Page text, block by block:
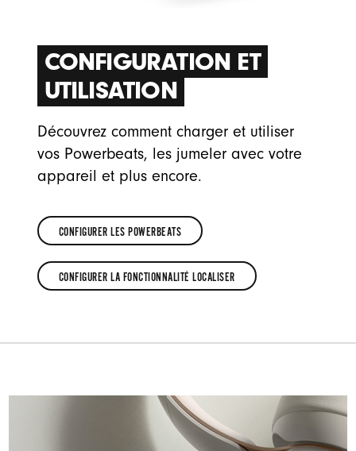
CONFIGURATION ET
UTILISATION
Découvrez comment charger et utiliser
vos Powerbeats, les jumeler avec votre
appareil et plus encore.
CONFIGURER LES POWERBEATS
LES
CONFIGURER LA FONCTIONNALITÉ LOCALISER
FONCTIONNALITÉ